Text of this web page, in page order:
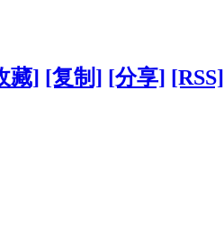
藏] [复制] [分享] [RSS]